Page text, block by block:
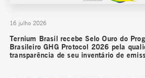
16 julho 2026
Ternium Brasil recebe Selo Ouro do
Brasileiro GHG Protocol 2026 pela
transparência de seu inventário de